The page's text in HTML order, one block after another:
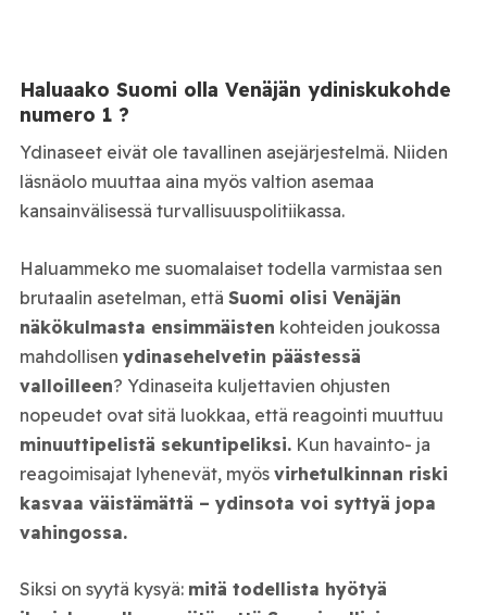
Haluaako Suomi olla Venäjän ydiniskukohde
numero 1 ?
Ydinaseet eivät ole tavallinen asejärjestelmä. Niiden
läsnäolo muuttaa aina myös valtion asemaa
kansainvälisessä turvallisuuspolitiikassa.
Haluammeko me suomalaiset todella varmistaa sen
brutaalin asetelman, että Suomi olisi Venäjän
näkökulmasta ensimmäisten kohteiden joukossa
mahdollisen ydinasehelvetin päästessä
valloilleen? Ydinaseita kuljettavien ohjusten
nopeudet ovat sitä luokkaa, että reagointi muuttuu
minuuttipelistä sekuntipeliksi.Kun havainto- ja
reagoimisajat lyhenevät, myös virhetulkinnan riski
kasvaa väistämättä – ydinsota voi syttyä jopa
vahingossa.
Siksi on syytä kysyä: mitä todellista hyötyä